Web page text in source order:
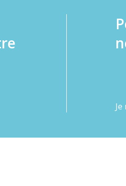
Je